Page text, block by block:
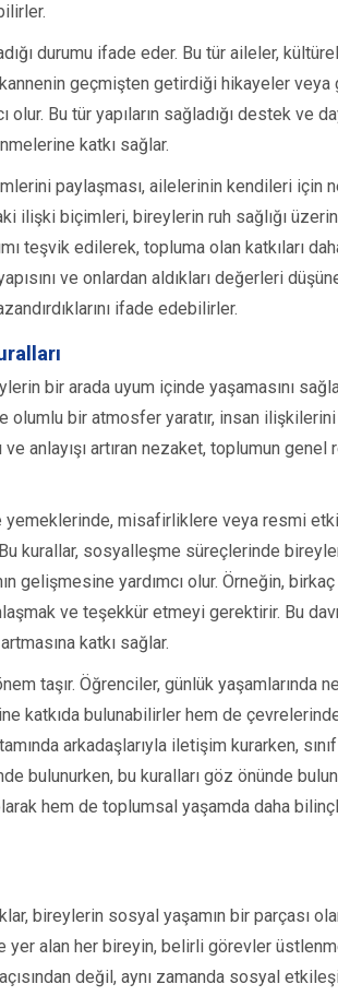
durumu ifade eder. Bu tür aileler,
geçmişten getirdiği hikayeler veya
Bu tür yapıların sağladığı destek ve
katkı sağlar.
paylaşması, ailelerinin kendileri için
ilişki biçimleri, bireylerin ruh sağlığı
teşvik edilerek, topluma olan katkıları
ve onlardan aldıkları değerleri
ifade edebilirler.
bir arada uyum içinde yaşamasını
bir atmosfer yaratır, insan
anlayışı artıran nezaket, toplumun genel
yemeklerinde, misafirliklere veya resmi
kurallar, sosyalleşme süreçlerinde
gelişmesine yardımcı olur. Örneğin,
ve teşekkür etmeyi gerektirir. Bu
katkı sağlar.
taşır. Öğrenciler, günlük yaşamlarında
katkıda bulunabilirler hem de
arkadaşlarıyla iletişim kurarken,
bulunurken, bu kuralları göz önünde
hem de toplumsal yaşamda daha
bireylerin sosyal yaşamın bir parçası
yer alan her bireyin, belirli görevler
değil, aynı zamanda sosyal